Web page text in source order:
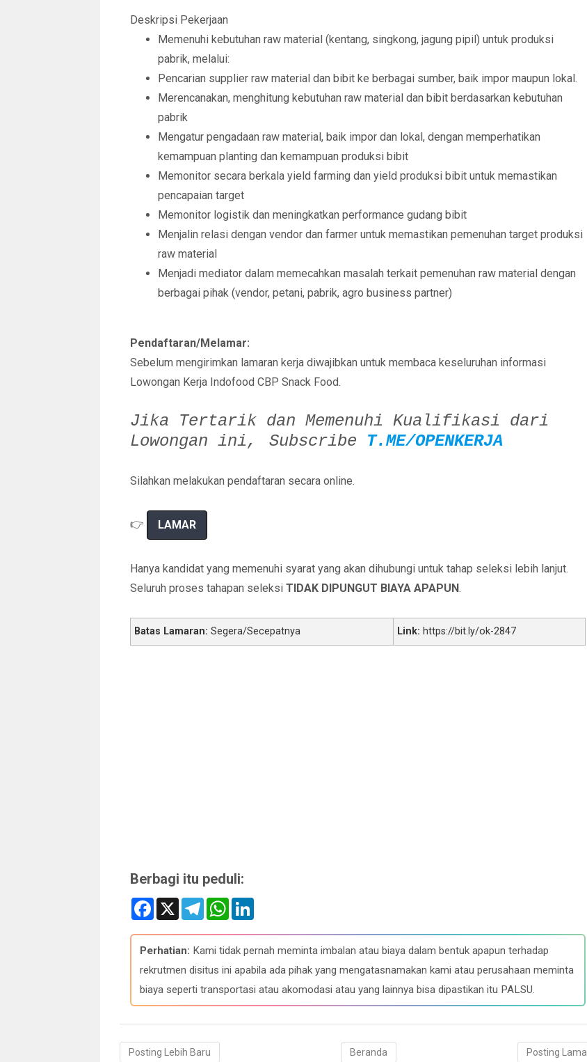
Deskripsi Pekerjaan
Memenuhi kebutuhan raw material (kentang, singkong, jagung pipil) untuk produksi
pabrik, melalui:
Pencarian supplier raw material dan bibit ke berbagai sumber, baik impor maupun lokal.
Merencanakan, menghitung kebutuhan raw material dan bibit berdasarkan kebutuhan
pabrik
Mengatur pengadaan raw material, baik impor dan lokal, dengan memperhatikan
kemampuan planting dan kemampuan produksi bibit
Memonitor secara berkala yield farming dan yield produksi bibit untuk memastikan
pencapaian target
Memonitor logistik dan meningkatkan performance gudang bibit
Menjalin relasi dengan vendor dan farmer untuk memastikan pemenuhan target produksi
raw material
Menjadi mediator dalam memecahkan masalah terkait pemenuhan raw material dengan
berbagai pihak (vendor, petani, pabrik, agro business partner)
Pendaftaran/Melamar:
Sebelum mengirimkan lamaran kerja diwajibkan untuk membaca keseluruhan informasi
Lowongan Kerja Indofood CBP Snack Food.
Jika Tertarik dan Memenuhi Kualifikasi dari
Lowongan ini,
Subscribe T.ME/OPENKERJA
Silahkan melakukan pendaftaran secara online.
👉 LAMAR
Hanya kandidat yang memenuhi syarat yang akan dihubungi untuk tahap seleksi lebih lanjut.
Seluruh proses tahapan seleksi TIDAK DIPUNGUT BIAYA APAPUN.
Batas Lamaran: Segera/Secepatnya Link: https://bit.ly/ok-2847
Berbagi itu peduli:
F
e
b
o
o
X
T
e
e
g
r
a
W
t
s
A
p
k
e
d
I
Perhatian: Kami tidak pernah meminta imbalan atau biaya dalam bentuk apapun terhadap
rekrutmen disitus ini apabila ada pihak yang mengatasnamakan kami atau perusahaan meminta
biaya seperti transportasi atau akomodasi atau yang lainnya bisa dipastikan itu PALSU.
Posting Lebih Baru Posting Lama
Beranda